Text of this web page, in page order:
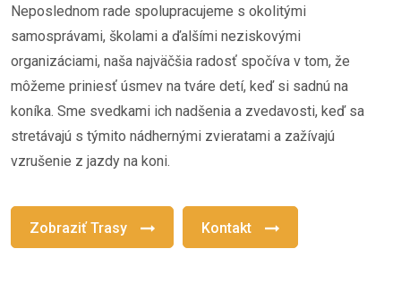
Neposlednom rade spolupracujeme s okolitými
samosprávami, školami a ďalšími neziskovými
organizáciami, naša najväčšia radosť spočíva v tom, že
môžeme priniesť úsmev na tváre detí, keď si sadnú na
koníka. Sme svedkami ich nadšenia a zvedavosti, keď sa
stretávajú s týmito nádhernými zvieratami a zažívajú
vzrušenie z jazdy na koni.
Zobraziť Trasy Kontakt